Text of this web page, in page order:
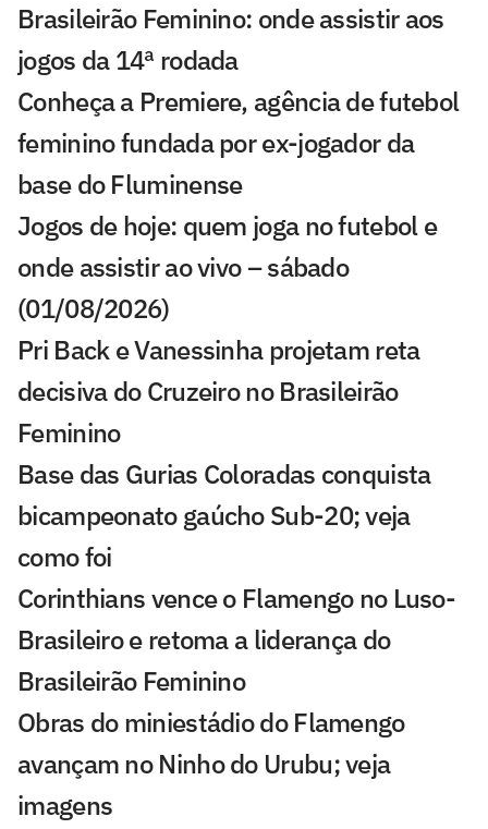
Brasileirão Feminino: onde assistir aos
jogos da 14ª rodada
Conheça a Premiere, agência de futebol
feminino fundada por ex-jogador da
base do Fluminense
Jogos de hoje: quem joga no futebol e
onde assistir ao vivo – sábado
(01/08/2026)
Pri Back e Vanessinha projetam reta
decisiva do Cruzeiro no Brasileirão
Feminino
Base das Gurias Coloradas conquista
bicampeonato gaúcho Sub-20; veja
como foi
Corinthians vence o Flamengo no Luso-
Brasileiro e retoma a liderança do
Brasileirão Feminino
Obras do miniestádio do Flamengo
avançam no Ninho do Urubu; veja
imagens